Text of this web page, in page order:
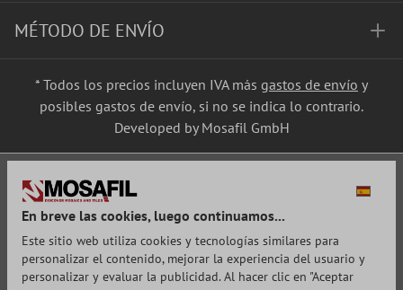
MÉTODO DE ENVÍO
* Todos los precios incluyen IVA más gastos de envío y
posibles gastos de envío, si no se indica lo contrario.
Developed by Mosafil GmbH
En breve las cookies, luego continuamos...
Este sitio web utiliza cookies y tecnologías similares para
personalizar el contenido, mejorar la experiencia del usuario y
personalizar y evaluar la publicidad. Al hacer clic en "Aceptar